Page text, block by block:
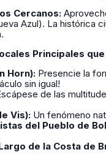
Cercanos:
Azul). La histórica
Principales
Horn): Presencie la
sin igual!
de las
Vis): Un fenómeno
del Pueblo de
de la Costa de